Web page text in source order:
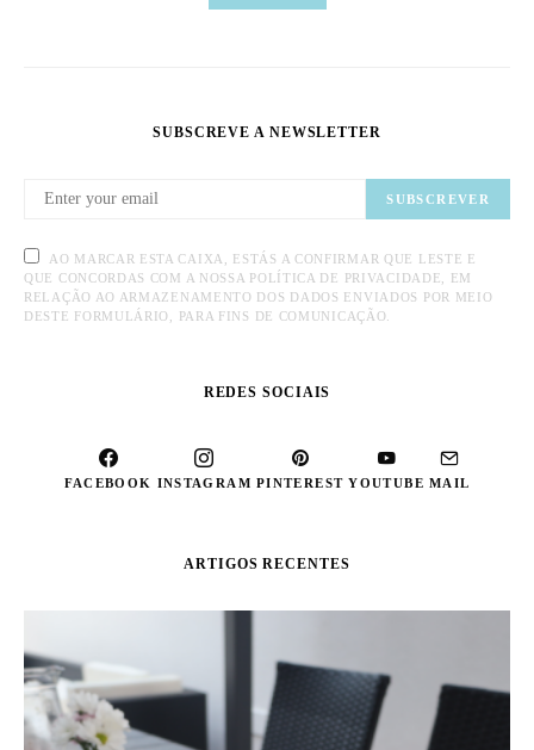
SUBSCREVE A NEWSLETTER
SUBSCREVER
AO MARCAR ESTA CAIXA, ESTÁS A CONFIRMAR QUE LESTE E
QUE CONCORDAS COM A NOSSA POLÍTICA DE PRIVACIDADE, EM
RELAÇÃO AO ARMAZENAMENTO DOS DADOS ENVIADOS POR MEIO
DESTE FORMULÁRIO, PARA FINS DE COMUNICAÇÃO.
REDES SOCIAIS
FACEBOOK INSTAGRAM PINTEREST YOUTUBE MAIL
ARTIGOS RECENTES